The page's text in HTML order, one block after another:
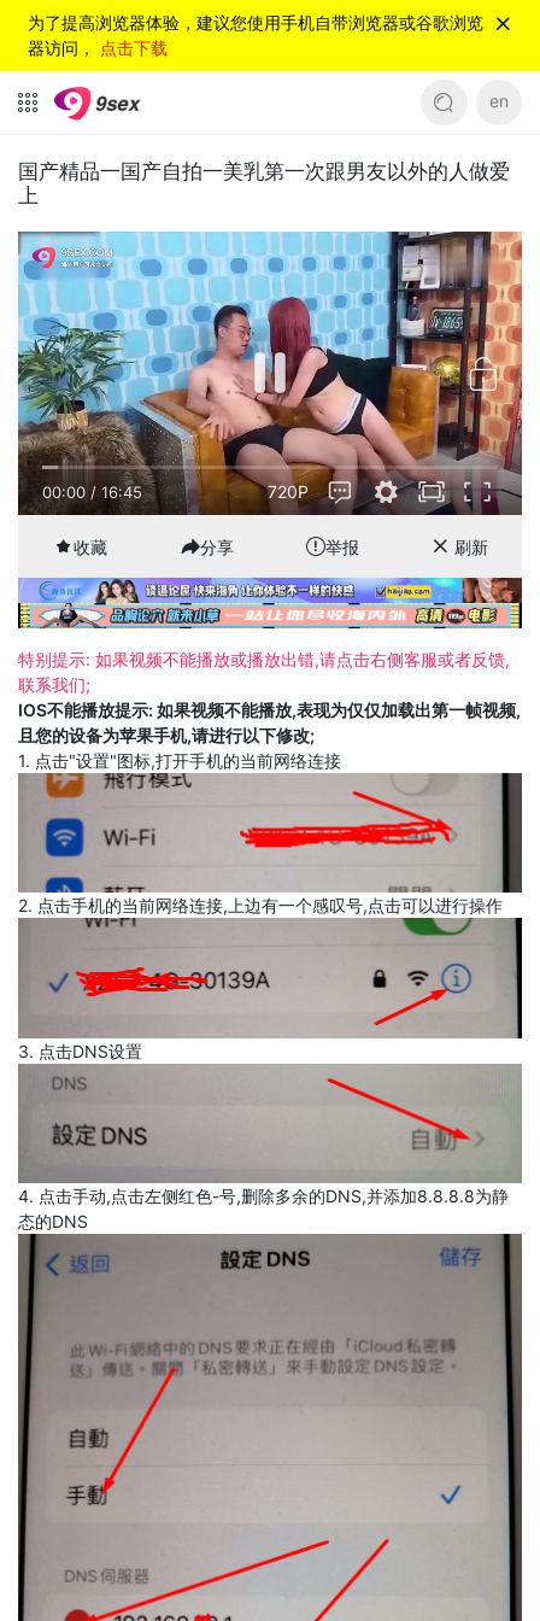
为了提高浏览器体验，建议您使用手机自带浏览器或谷歌浏览
器访问， 点击下载
en
国产精品一国产自拍一美乳第一次跟男友以外的人做爱
上
00:00 / 16:45 720P
收藏 分享 举报 刷新
特别提示: 如果视频不能播放或播放出错,请点击右侧客服或者反馈,
联系我们;
IOS不能播放提示: 如果视频不能播放,表现为仅仅加载出第一帧视频,
且您的设备为苹果手机,请进行以下修改;
1. 点击"设置"图标,打开手机的当前网络连接
2. 点击手机的当前网络连接,上边有一个感叹号,点击可以进行操作
3. 点击DNS设置
4. 点击手动,点击左侧红色-号,删除多余的DNS,并添加8.8.8.8为静
态的DNS